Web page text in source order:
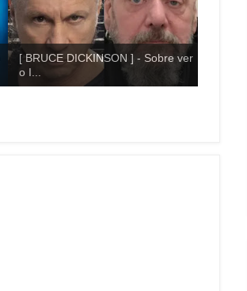
[ BRUCE DICKINSON ] - Sobre ver
o I...